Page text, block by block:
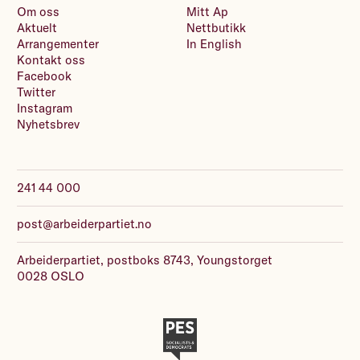
er medlem eller frivillig lagres giverstatistikk sammen
med min tidligere registrerte informasjon.
Les detaljerte vilkår for betalingsløsningen Bambora
Les Arbeiderpartiets personvernerklæring
Om oss
Aktuelt
Arrangementer
Kontakt oss
Mitt Ap
Nettbutikk
In English
241 44 000
post@arbeiderpartiet.no
Arbeiderpartiet, postboks 8743, Youngstorget
0028 OSLO
Facebook
Twitter
Instagram
Nyhetsbrev